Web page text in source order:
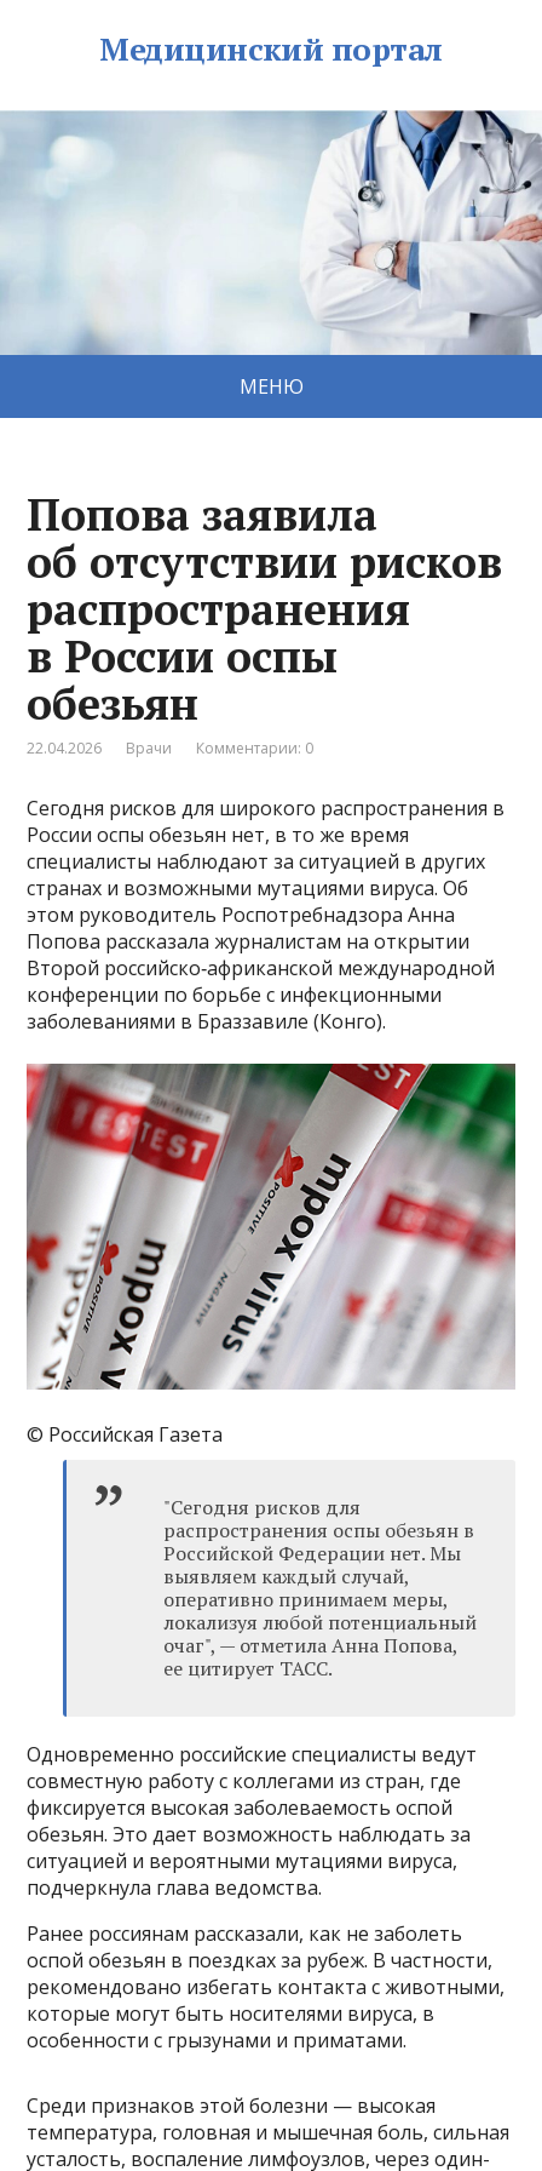
Медицинский портал
МЕНЮ
Попова заявила
об отсутствии рисков
распространения
в России оспы
обезьян
22.04.2026 Врачи Комментарии: 0
Сегодня рисков для широкого распространения в
России оспы обезьян нет, в то же время
специалисты наблюдают за ситуацией в других
странах и возможными мутациями вируса. Об
этом руководитель Роспотребнадзора Анна
Попова рассказала журналистам на открытии
Второй российско‑африканской международной
конференции по борьбе с инфекционными
заболеваниями в Браззавиле (Конго).
© Российская Газета
"Сегодня рисков для
распространения оспы обезьян в
Российской Федерации нет. Мы
выявляем каждый случай,
оперативно принимаем меры,
локализуя любой потенциальный
очаг", — отметила Анна Попова,
ее цитирует ТАСС.
Одновременно российские специалисты ведут
совместную работу с коллегами из стран, где
фиксируется высокая заболеваемость оспой
обезьян. Это дает возможность наблюдать за
ситуацией и вероятными мутациями вируса,
подчеркнула глава ведомства.
Ранее россиянам рассказали, как не заболеть
оспой обезьян в поездках за рубеж. В частности,
рекомендовано избегать контакта с животными,
которые могут быть носителями вируса, в
особенности с грызунами и приматами.
Среди признаков этой болезни — высокая
температура, головная и мышечная боль, сильная
усталость, воспаление лимфоузлов, через один-